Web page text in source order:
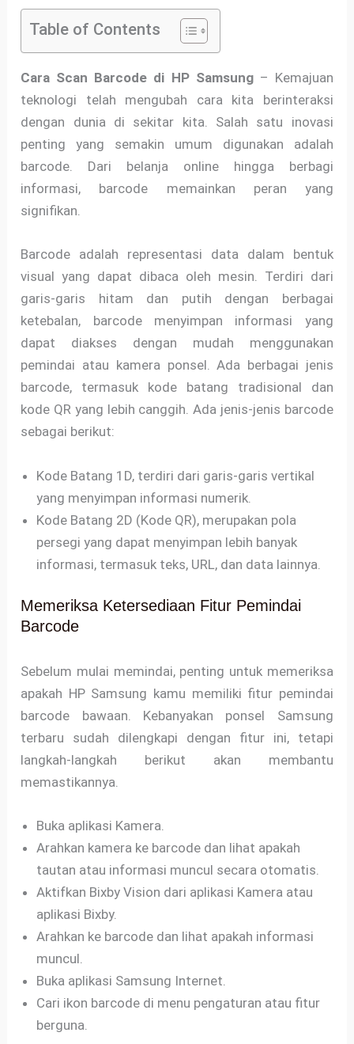
Table of Contents
Cara Scan Barcode di HP Samsung– Kemajuan
teknologi telah mengubah cara kita berinteraksi
dengan dunia di sekitar kita. Salah satu inovasi
penting yang semakin umum digunakan adalah
barcode. Dari belanja online hingga berbagi
informasi, barcode memainkan peran yang
signifikan.
Barcode adalah representasi data dalam bentuk
visual yang dapat dibaca oleh mesin. Terdiri dari
garis-garis hitam dan putih dengan berbagai
ketebalan, barcode menyimpan informasi yang
dapat diakses dengan mudah menggunakan
pemindai atau kamera ponsel. Ada berbagai jenis
barcode, termasuk kode batang tradisional dan
kode QR yang lebih canggih. Ada jenis-jenis barcode
sebagai berikut:
Kode Batang 1D, terdiri dari garis-garis vertikal
yang menyimpan informasi numerik.
Kode Batang 2D (Kode QR), merupakan pola
persegi yang dapat menyimpan lebih banyak
informasi, termasuk teks, URL, dan data lainnya.
Memeriksa Ketersediaan Fitur Pemindai
Barcode
Sebelum mulai memindai, penting untuk memeriksa
apakah HP Samsung kamu memiliki fitur pemindai
barcode bawaan. Kebanyakan ponsel Samsung
terbaru sudah dilengkapi dengan fitur ini, tetapi
langkah-langkah berikut akan membantu
memastikannya.
Buka aplikasi Kamera.
Arahkan kamera ke barcode dan lihat apakah
tautan atau informasi muncul secara otomatis.
Aktifkan Bixby Vision dari aplikasi Kamera atau
aplikasi Bixby.
Arahkan ke barcode dan lihat apakah informasi
muncul.
Buka aplikasi Samsung Internet.
Cari ikon barcode di menu pengaturan atau fitur
berguna.